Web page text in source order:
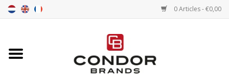
0 Articles - €0,00
Accueil